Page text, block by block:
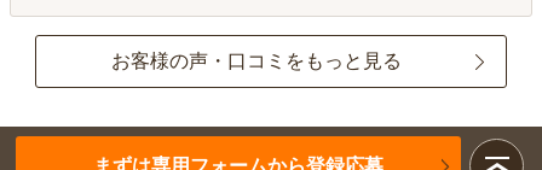
お客様の声・口コミをもっと見る
まずは専用フォームから登録応募